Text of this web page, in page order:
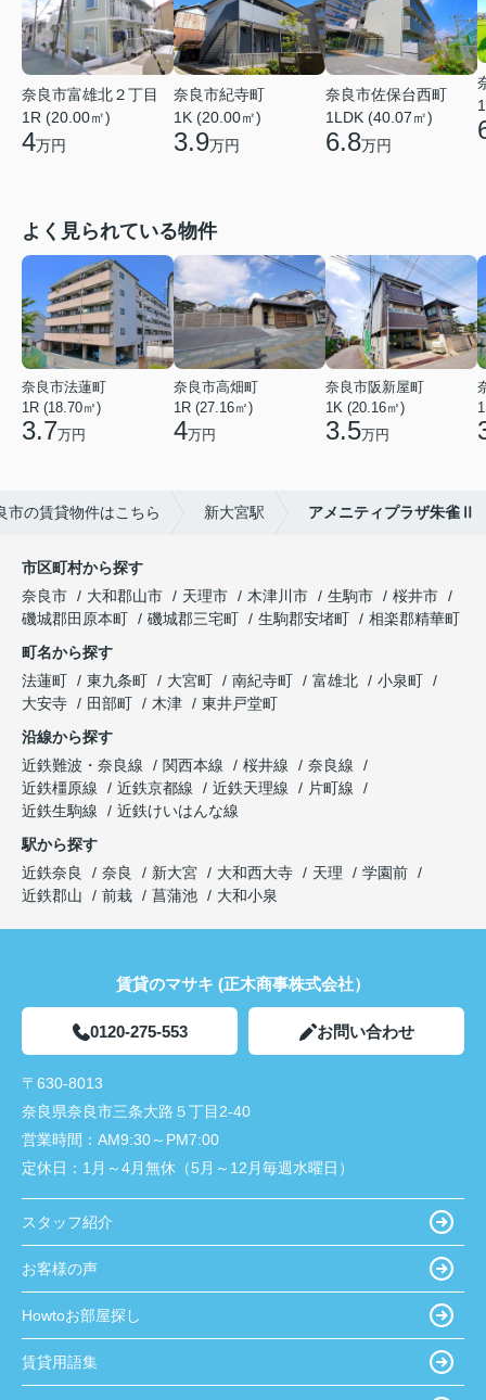
奈良市富雄北２丁目
1R (20.00㎡)
4万円
奈良市紀寺町
1K (20.00㎡)
3.9万円
奈良市佐保台西町
1LDK (40.07㎡)
6.8万円
よく見られている物件
奈良市法蓮町
1R (18.70㎡)
3.7万円
奈良市高畑町
1R (27.16㎡)
4万円
奈良市阪新屋町
1K (20.16㎡)
3.5万円
市の賃貸物件はこちら 新大宮駅 アメニティプラザ朱雀Ⅱ
市区町村から探す
奈良市
大和郡山市 天理市 木津川市 生駒市
桜井市
磯城郡田原本町
磯城郡三宅町 生駒郡安堵町
相楽郡精華町
町名から探す
法蓮町
東九条町 大宮町 南紀寺町 富雄北
小泉町
大安寺
田部町 木津
東井戸堂町
沿線から探す
近鉄難波・奈良線
関西本線 桜井線
奈良線
近鉄橿原線
近鉄京都線 近鉄天理線
片町線
近鉄生駒線
近鉄けいはんな線
駅から探す
近鉄奈良
奈良 新大宮 大和西大寺 天理
学園前
近鉄郡山
前栽 菖蒲池 大和小泉
賃貸のマサキ (正木商事株式会社）
0120-275-553 お問い合わせ
〒630-8013
奈良県奈良市三条大路５丁目2-40
営業時間： AM9:30～PM7:00
定休日： 1月～4月無休（5月～12月毎週水曜日）
スタッフ紹介
お客様の声
Howtoお部屋探し
賃貸用語集